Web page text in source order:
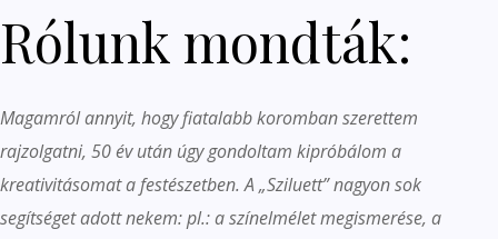
Rólunk mondták:
Magamról annyit, hogy fiatalabb koromban szerettem
rajzolgatni, 50 év után úgy gondoltam kipróbálom a
kreativitásomat a festészetben. A „Sziluett” nagyon sok
segítséget adott nekem: pl.: a színelmélet megismerése, a